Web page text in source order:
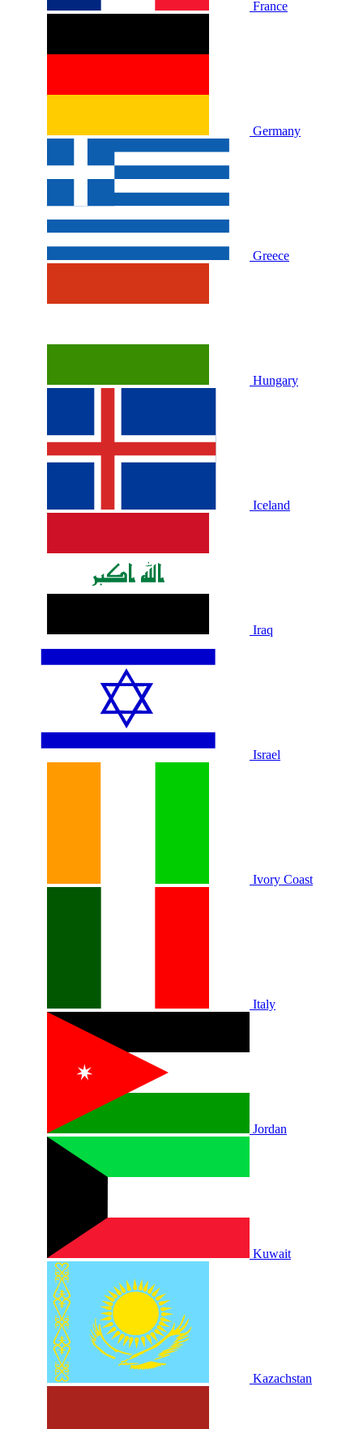
France
Germany
Greece
Hungary
Iceland
Iraq
Israel
Ivory Coast
Italy
Jordan
Kuwait
Kazachstan